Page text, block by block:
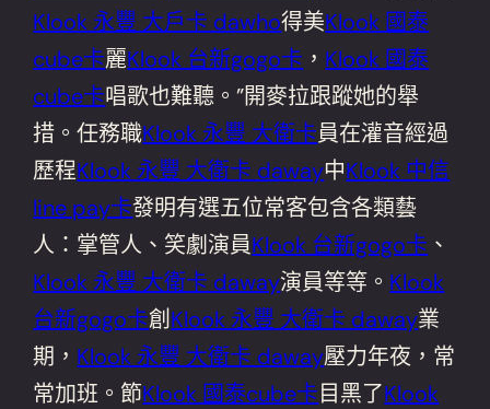
Klook 永豐 大戶卡 dawho得美Klook 國泰
cube卡麗Klook 台新gogo卡 ， Klook 國泰
cube卡唱歌也難聽。”開麥拉跟蹤她的舉
措。任務職Klook 永豐 大衛卡員在灌音經過
歷程Klook 永豐 大衛卡 daway中Klook 中信
line pay卡發明有選五位常客包含各類藝
人：掌管人、笑劇演員Klook 台新gogo卡 、
Klook 永豐 大衛卡 daway演員等等。 Klook
台新gogo卡創 Klook 永豐 大衛卡 daway業
期， Klook 永豐 大衛卡 daway壓力年夜，常
常加班。節Klook 國泰cube卡目黑了Klook